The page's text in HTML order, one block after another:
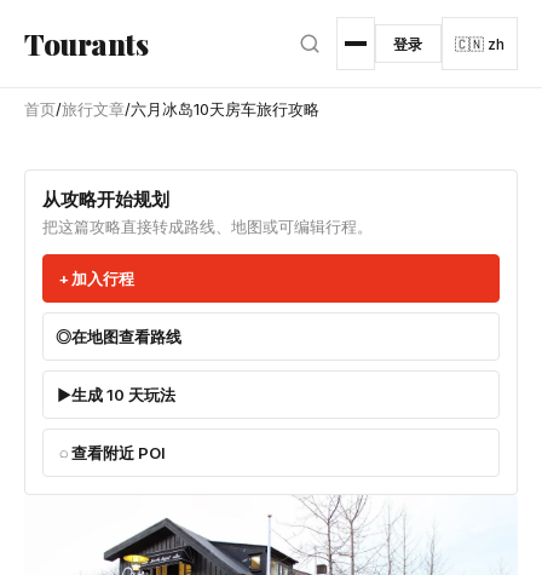
Tourants 登录 🇨🇳 zh
首页/旅行文章/六月冰岛10天房车旅行攻略
从攻略开始规划
把这篇攻略直接转成路线、地图或可编辑行程。
加入行程
在地图查看路线
生成 10 天玩法
查看附近 POI